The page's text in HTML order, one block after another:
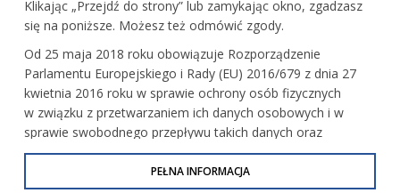
Klikając „Przejdź do strony” lub zamykając okno, zgadzasz
się na poniższe. Możesz też odmówić zgody.
Od 25 maja 2018 roku obowiązuje Rozporządzenie
Parlamentu Europejskiego i Rady (EU) 2016/679 z dnia 27
kwietnia 2016 roku w sprawie ochrony osób fizycznych
w związku z przetwarzaniem ich danych osobowych i w
sprawie swobodnego przepływu takich danych oraz
uchylenia dyrektywy 95/46/WE (określane jako RODO, GDPR
lub Ogólne Rozporządzenie o Ochronie Danych
PEŁNA INFORMACJA